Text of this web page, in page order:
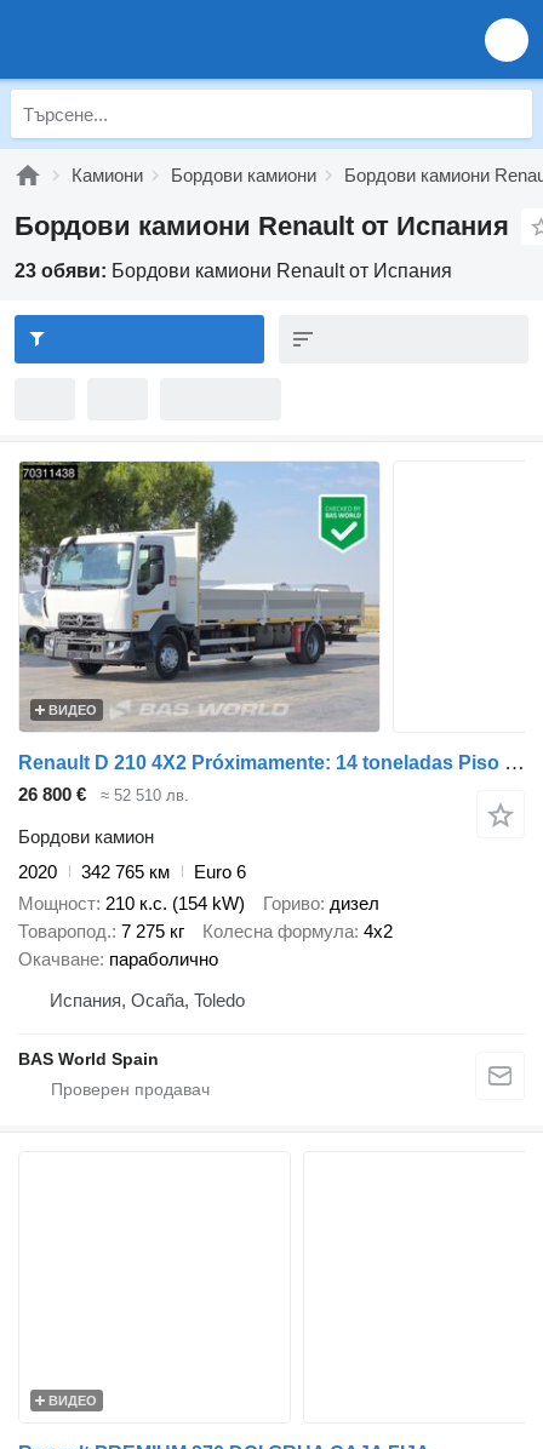
Камиони Бордови камиони Бордови камиони
Бордови камиони Renault от Испания
23 обяви: Бордови камиони Renault от Испания
ВИДЕО
Renault D 210 4X2 Próximamente: 14 toneladas Piso abierto de 755 cm Auto
26 800 € ≈ 52 510 лв.
Бордови камион
2020
342 765 км
Euro 6
Мощност 210 к.с. (154 kW) Гориво дизел
Товаропод. 7 275 кг Колесна формула 4x2
Окачване параболично
Испания, Ocaña, Toledo
BAS World Spain
ВИДЕО